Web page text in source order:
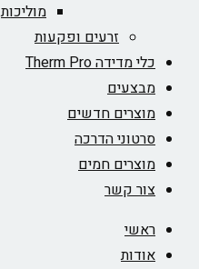
מוליכות
זרעים ופקעות
כלי מדידה Therm Pro
מבצעים
מוצרים חדשים
סרטוני הדרכה
מוצרים חמים
צור קשר
ראשי
אודות